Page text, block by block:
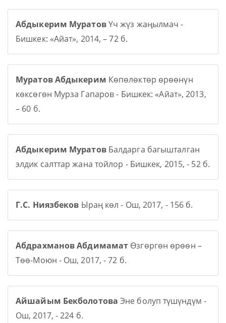
Абдыкерим МуратовҮч жүз жаңылмач -
Бишкек: «Айат», 2014, – 72 б.
Муратов Абдыкерим Көпөлөктөр өрөөнүн
көксөгөн Мурза Гапаров - Бишкек: «Айат», 2013,
– 60 б.
Абдыкерим МуратовБалдарга багышталган
элдик салттар жана тойлор - Бишкек, 2015, - 52 б.
Г.С. Ниязбеков Ыраң көл - Ош, 2017, - 156 б.
Абдрахманов Абдимамат Өзгөргөн өрөөн –
Төө-Моюн - Ош, 2017, - 72 б.
Айшайым Бекболотова Эне болуп түшүндүм -
Ош, 2017, - 224 б.